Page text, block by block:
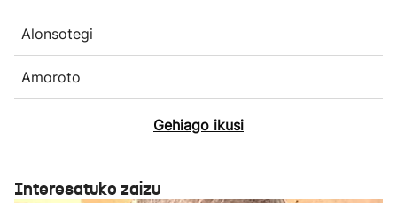
Alonsotegi
Amoroto
Gehiago ikusi
Interesatuko zaizu